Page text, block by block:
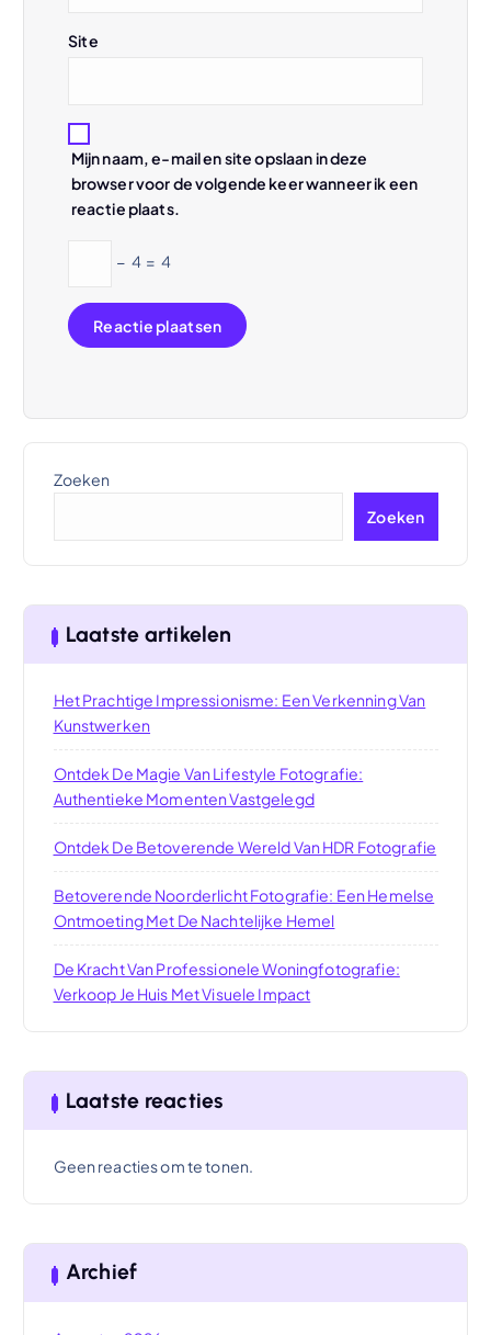
Site
Mijn naam, e-mail en site opslaan in deze
browser voor de volgende keer wanneer ik een
reactie plaats.
− 4 = 4
Zoeken
Zoeken
Laatste artikelen
Het Prachtige Impressionisme: Een Verkenning Van
Kunstwerken
Ontdek De Magie Van Lifestyle Fotografie:
Authentieke Momenten Vastgelegd
Ontdek De Betoverende Wereld Van HDR Fotografie
Betoverende Noorderlicht Fotografie: Een Hemelse
Ontmoeting Met De Nachtelijke Hemel
De Kracht Van Professionele Woningfotografie:
Verkoop Je Huis Met Visuele Impact
Laatste reacties
Geen reacties om te tonen.
Archief